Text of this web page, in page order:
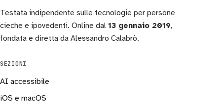
Testata indipendente sulle tecnologie per persone
cieche e ipovedenti. Online dal 13 gennaio 2019,
fondata e diretta da Alessandro Calabrò.
SEZIONI
AI accessibile
iOS e macOS